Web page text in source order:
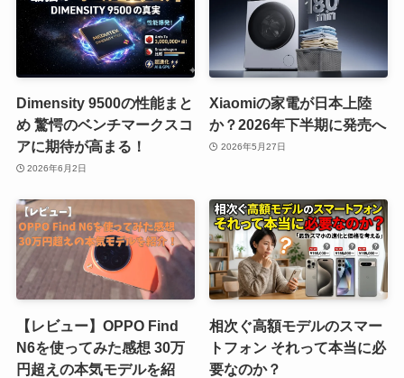
Dimensity 9500の性能まと
め 驚愕のベンチマークスコ
アに期待が高まる！
2026年6月2日
Xiaomiの家電が日本上陸
か？2026年下半期に発売へ
2026年5月27日
【レビュー】OPPO Find
N6を使ってみた感想 30万
円超えの本気モデルを紹
相次ぐ高額モデルのスマー
トフォン それって本当に必
要なのか？